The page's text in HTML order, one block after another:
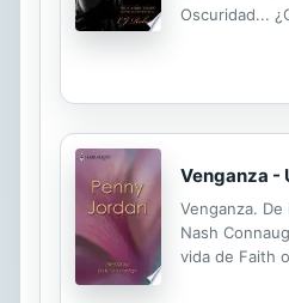
Oscuridad...
esclavitud
oficial
peso de una
pagada con
pero para
llegando a su
renunciar a la
bien de la
Venganza -
Venganza.
Nash
vida de Faith